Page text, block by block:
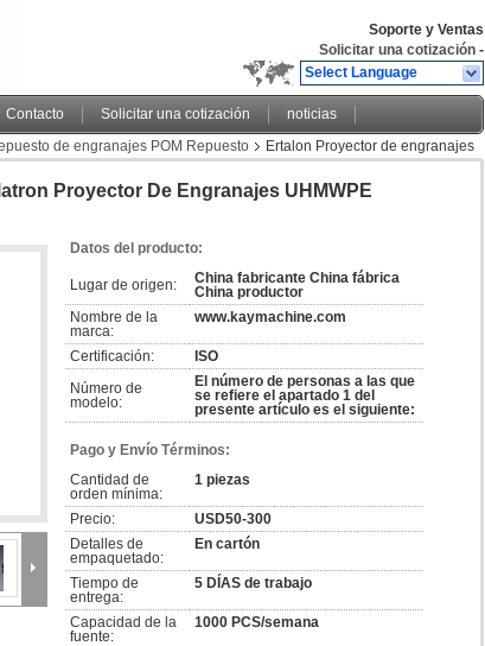
Soporte y Ventas
Solicitar una cotización -
Select Language
Contacto Solicitar una cotización
noticias
de engranajes POM Repuesto
Ertalon Proyector de engranajes
Proyector De Engranajes UHMWPE
Datos del producto:
Lugar de origen:
China fabricante China fábrica
China productor
Nombre de la
marca:
www.kaymachine.com
Certificación:
ISO
Número de
modelo:
El número de personas a las que
se refiere el apartado 1 del
presente artículo es el siguiente:
Pago y Envío Términos:
Cantidad de
orden mínima:
1 piezas
Precio:
USD50-300
Detalles de
empaquetado:
En cartón
Tiempo de
entrega:
5 DÍAS de trabajo
Capacidad de la
fuente:
1000 PCS/semana